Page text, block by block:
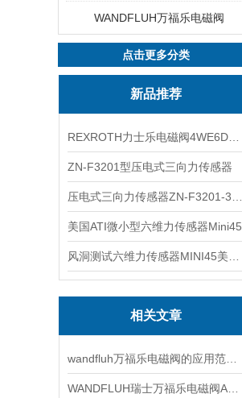
WANDFLUH万福乐电磁阀
点击更多分类
新品推荐
ZN-F3201型压电式三向力传感器
美国ATI微小型六维力传感器Mini45
相关文章